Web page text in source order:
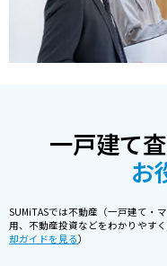
一戸建て
お
SUMiTASでは不動産（一戸建て・
用、不動産投資などをわかりやす
却ガイドを見る）